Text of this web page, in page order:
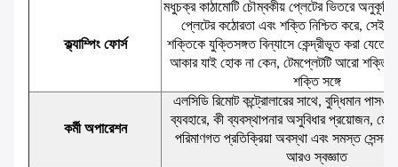
ক্ল্যাম্পিং ফোর্স
মধুচক্র কাঠামোটি চৌম্বকীয় প্লেটের ভিতরে
প্লেটের কঠোরতা এবং শক্তি নিশ্চিত করে,
শক্তিকে যুক্তিসঙ্গত বিন্যাসে কেন্দ্রীভূত করা যেতে
আকার যাই হোক না কেন, টেমপ্লেটটি আরো
শক্তি সঙ্গে
কর্মী অপারেশন
এলসিডি রিমোট কন্ট্রোলারের সাথে, বুদ্ধিমান
ব্যবহারে, কী ব্যবস্থাপনার অসুবিধার প্রয়োজন,
পরিমাণগত প্রতিক্রিয়া অবস্থা এবং সমস্ত
আরও স্বজ্ঞাত